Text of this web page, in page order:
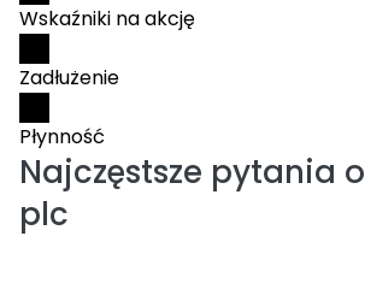
Wskaźniki na akcję
Zadłużenie
Płynność
Najczęstsze pytania o
plc